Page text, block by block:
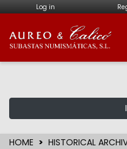
Log in
Aureo &
HOME HISTORICAL